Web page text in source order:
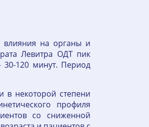
влияния на органы и
Левитра ОДТ пик
30-120 минут. Период
в некоторой степени
профиля
со сниженной